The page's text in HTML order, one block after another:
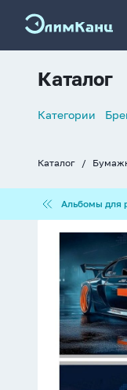
Каталог
Список
Категории
крошки
Каталог
для
рисования
Альбомы для
А4
32л
скоба
"Спортивные
авто
2диз.в